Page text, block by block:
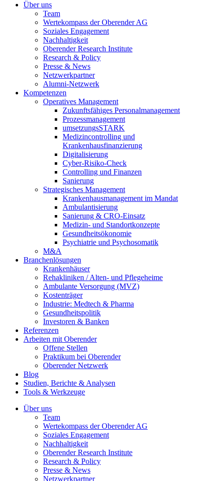
Über uns
Team
Wertekompass der Oberender AG
Soziales Engagement
Nachhaltigkeit
Oberender Research Institute
Research & Policy
Presse & News
Netzwerkpartner
Alumni-Netzwerk
Kompetenzen
Operatives Management
Zukunftsfähiges Personalmanagement
Prozessmanagement
umsetzungsSTARK
Medizincontrolling und
Krankenhausfinanzierung
Digitalisierung
Cyber-Risiko-Check
Controlling und Finanzen
Sanierung
Strategisches Management
Krankenhausmanagement im Mandat
Ambulantisierung
Sanierung & CRO-Einsatz
Medizin- und Standortkonzepte
Gesundheitsökonomie
Psychiatrie und Psychosomatik
M&A
Branchenlösungen
Krankenhäuser
Rehakliniken / Alten- und Pflegeheime
Ambulante Versorgung (MVZ)
Kostenträger
Industrie: Medtech & Pharma
Gesundheitspolitik
Investoren & Banken
Referenzen
Arbeiten mit Oberender
Offene Stellen
Praktikum bei Oberender
Oberender Netzwerk
Blog
Studien, Berichte & Analysen
Tools & Werkzeuge
Über uns
Team
Wertekompass der Oberender AG
Soziales Engagement
Nachhaltigkeit
Oberender Research Institute
Research & Policy
Presse & News
Netzwerkpartner